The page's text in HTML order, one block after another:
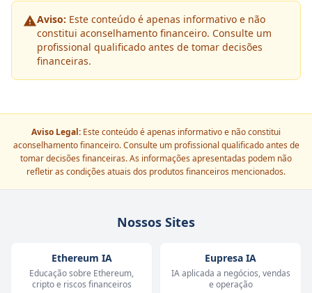
Aviso: Este conteúdo é apenas informativo e não
constitui aconselhamento financeiro. Consulte um
profissional qualificado antes de tomar decisões
financeiras.
Aviso Legal: Este conteúdo é apenas informativo e não constitui
aconselhamento financeiro. Consulte um profissional qualificado antes de
tomar decisões financeiras. As informações apresentadas podem não
refletir as condições atuais dos produtos financeiros mencionados.
Nossos Sites
Ethereum IA
Educação sobre Ethereum,
cripto e riscos financeiros
Eupresa IA
IA aplicada a negócios, vendas
e operação